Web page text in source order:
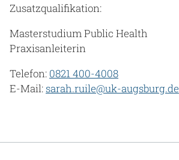
Zusatzqualifikation:
Masterstudium Public Health
Praxisanleiterin
Telefon: 0821 400-4008
E-Mail:sarah.ruile@uk-augsburg.de